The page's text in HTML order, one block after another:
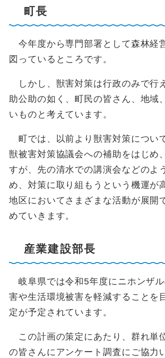
町長
今年度から専門部署として森林経
図っているところです。
しかし、獣害対策は行政のみで行
助公助の如く、町民の皆さん、地域
いものと考えています。
町では、以前より獣害対策につい
獣被害対策協議会への補助をはじめ
すが、先の清水での講演会などのよ
め、対策に取り組もうという機運が
地区においてさまざまな活動が展開
めていきます。
産業建設部長
岐阜県では令和5年度にニホンザ
害や生活環境被害を軽減することを
定が予定されています。
この計画の策定にあたり、群れ単
の皆さんにアンケート調査にご協力